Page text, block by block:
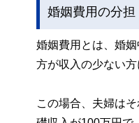
婚姻費用の分担
婚姻費用とは、婚
方が収入の少ない
この場合、夫婦は